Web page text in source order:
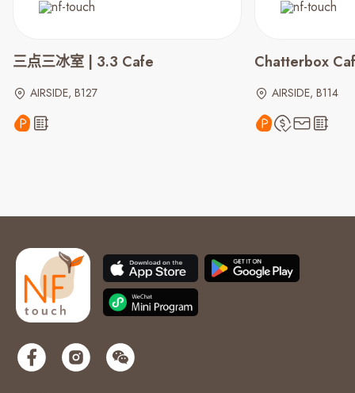
三点三冰室 | 3.3 Cafe
AIRSIDE, B127
Chatterbox
AIRSIDE, B114